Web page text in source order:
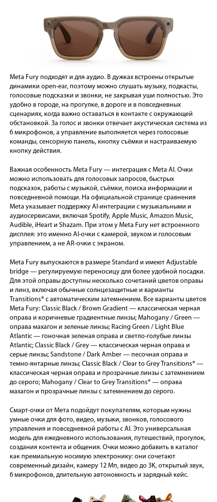
Meta Fury подходят и для аудио. В дужках встроены открытые
динамики open-ear, поэтому можно слушать музыку, подкасты,
голосовые подсказки и звонки, не закрывая уши полностью. Это
удобно в городе, на прогулке, в дороге и в повседневных
сценариях, когда важно оставаться в контакте с окружающей
обстановкой. За голос и звонки отвечает акустическая система из
6 микрофонов, а управление выполняется через голосовые
команды, сенсорную панель, кнопку съёмки и настраиваемую
кнопку действия.
Важная особенность Meta Fury — интеграция с Meta AI. Очки
можно использовать для голосовых запросов, быстрых
подсказок, работы с музыкой, съёмки, поиска информации и
повседневной помощи. На официальной странице сравнения
Meta указывает поддержку AI-интеграции с музыкальными и
аудиосервисами, включая Spotify, Apple Music, Amazon Music,
Audible, iHeart и Shazam. При этом у Meta Fury нет встроенного
дисплея: это именно AI-очки с камерой, звуком и голосовым
управлением, а не AR-очки с экраном.
Meta Fury выпускаются в размере Standard и имеют Adjustable
bridge — регулируемую переносицу для более удобной посадки.
Для этой оправы доступны несколько сочетаний цветов оправы
и линз, включая обычные солнцезащитные и варианты
Transitions® с автоматическим затемнением. Все варианты цветов
Meta Fury: Classic Black / Brown Gradient — классическая черная
оправа и коричневые градиентные линзы; Mahogany / Green —
оправа махагон и зеленые линзы; Racing Green / Light Blue
Atlantic — гоночная зеленая оправа и светло-голубые линзы
Atlantic; Classic Black / Grey — классическая черная оправа и
серые линзы; Sandstone / Dark Amber — песочная оправа и
темно-янтарные линзы; Classic Black / Clear to Grey Transitions® —
классическая черная оправа и прозрачные линзы с затемнением
до серого; Mahogany / Clear to Grey Transitions® — оправа
махагон и прозрачные линзы с затемнением до серого.
Смарт-очки от Мета подойдут покупателям, которым нужны
умные очки для фото, видео, музыки, звонков, голосового
управления и повседневной работы с AI. Это универсальная
модель для ежедневного использования, путешествий, прогулок,
создания контента и общения. Очки можно добавить в каталог
как премиальную носимую электронику: они сочетают
современный дизайн, камеру 12 Мп, видео до 3K, открытый звук,
6 микрофонов, длительную автономность и зарядный кейс.